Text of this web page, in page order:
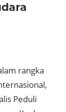
rangka
Peduli